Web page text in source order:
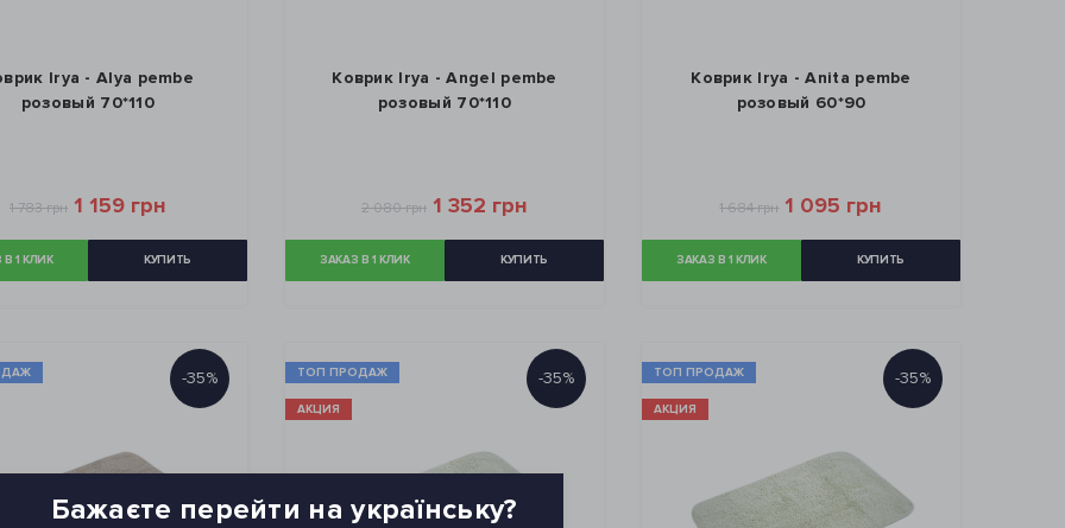
Irya - Alya pembe
розовый 70*110
1 783 грн 1 159 грн
В 1 КЛИК КУПИТЬ
Коврик Irya - Angel pembe
розовый 70*110
2 080 грн 1 352 грн
ЗАКАЗ В 1 КЛИК КУПИТЬ
Коврик Irya - Anita pembe
розовый 60*90
1 684 грн 1 095 грн
ЗАКАЗ В 1 КЛИК КУПИТЬ
-35% ТОП ПРОДАЖ
АКЦИЯ
-35% ТОП ПРОДАЖ
АКЦИЯ
-35%
Бажаєте перейти на українську?